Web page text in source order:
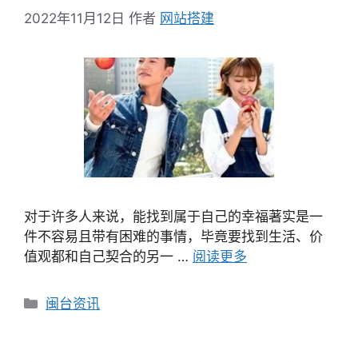
2022年11月12日 作者 网站搭建
对于许多人来说，能找到属于自己的幸福著实是一
件不容易且带有困难的事情，毕竟要找到生活、价
值观都和自己契合的另一 … 阅读更多
分
闽台资讯